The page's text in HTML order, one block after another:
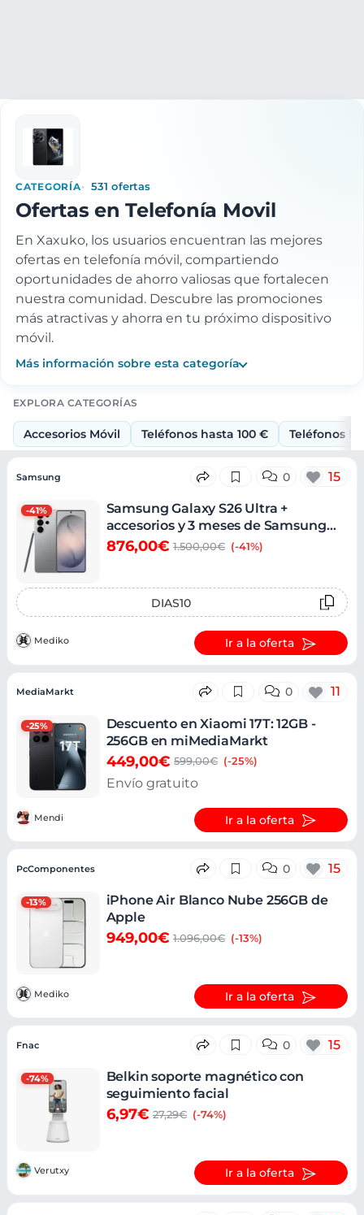
CATEGORÍA 531 ofertas
Ofertas en Telefonía Movil
En Xaxuko, los usuarios encuentran las mejores
ofertas en telefonía móvil, compartiendo
oportunidades de ahorro valiosas que fortalecen
nuestra comunidad. Descubre las promociones
más atractivas y ahorra en tu próximo dispositivo
móvil.
Más información sobre esta categoría
EXPLORA CATEGORÍAS
Accesorios Móvil Teléfonos hasta 100 € Teléfonos
-41%
Samsung 0 15
Samsung Galaxy S26 Ultra +
accesorios y 3 meses de Samsung
Care
876,00€ 1.500,00€ (-41%)
DIAS10
Mediko Ir a la oferta
-25%
MediaMarkt 0 11
Descuento en Xiaomi 17T: 12GB -
256GB en miMediaMarkt
449,00€ 599,00€ (-25%)
Envío gratuito
Mendi Ir a la oferta
-13%
PcComponentes 0 15
iPhone Air Blanco Nube 256GB de
Apple
949,00€ 1.096,00€ (-13%)
Mediko Ir a la oferta
-74%
Fnac 0 15
Belkin soporte magnético con
seguimiento facial
6,97€ 27,29€ (-74%)
Verutxy Ir a la oferta